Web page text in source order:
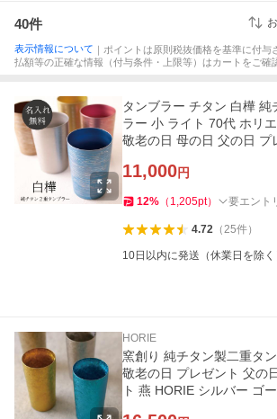
40件
表示情報について ｜ポイントは原則税抜価格を基準に付与
払額等の正確な情報（付与条件・上限等）はカートをご確
タンブラー チタン 白樺
ラー 小 ライト 70代 ホリ
敬老の日 母の日 父の日 プ
11,000円
12% （ 1,205pt） 要エント
4.72（25件）
10日以内に発送（休業日を除く
HORIE
窯創り 純チタン製二重タ
敬老の日 プレゼント 父の日 チタン 御祝 ギ
ト 燕 HORIE シルバー ゴ